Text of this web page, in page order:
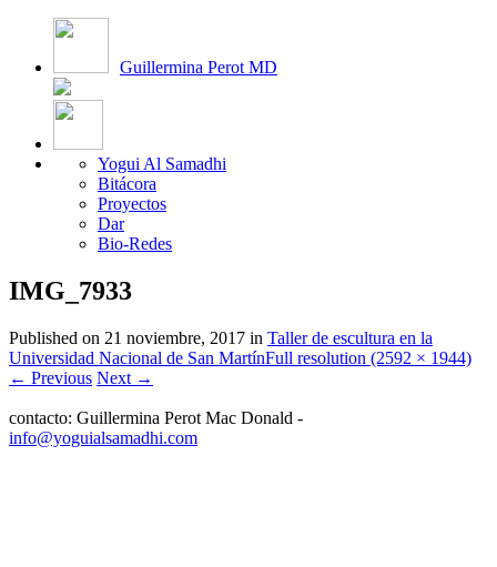
Guillermina Perot MD
Yogui Al Samadhi
Bitácora
Proyectos
Dar
Bio-Redes
IMG_7933
Published on 21 noviembre, 2017 in Taller de escultura en la
Universidad Nacional de San MartínFull resolution (2592 × 1944)
← Previous Next →
contacto: Guillermina Perot Mac Donald -
info@yoguialsamadhi.com